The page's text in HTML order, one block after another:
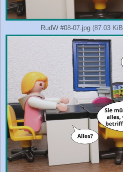
RudW #08-07.jpg (87.03